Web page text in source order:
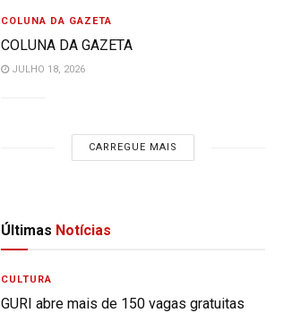
COLUNA DA GAZETA
COLUNA DA GAZETA
JULHO 18, 2026
CARREGUE MAIS
Últimas Notícias
CULTURA
GURI abre mais de 150 vagas gratuitas